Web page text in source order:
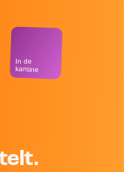
In de
kantine